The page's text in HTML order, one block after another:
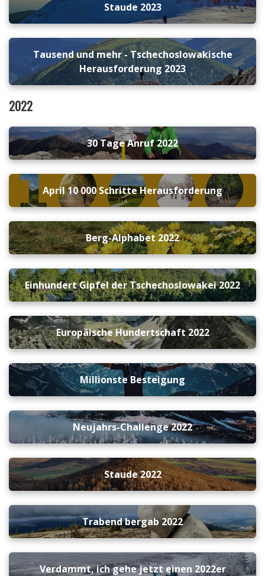
Staude 2023
Tausend und mehr - Tschechoslowakische
Herausforderung 2023
2022
30 Tage Anruf 2022
April 10 000 Schritte Herausforderung
Berg-Alphabet 2022
Einhundert Gipfel der Tschechoslowakei 2022
Europäische Hundertschaft 2022
Millionste Besteigung
Neujahrs-Challenge 2022
Staude 2022
Trabend bergab 2022
Verdammt, ich gehe jetzt einen 2022er